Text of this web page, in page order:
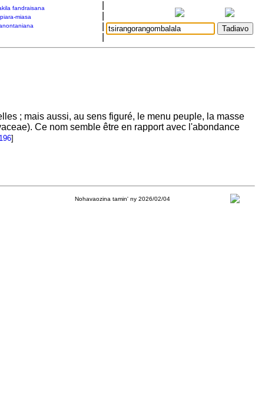
fandraisana
miasa
; mais aussi, au sens figuré, le menu peuple, la masse
Ce nom semble être en rapport avec l'abondance
]
Nohavaozina tamin' ny 2026/02/04